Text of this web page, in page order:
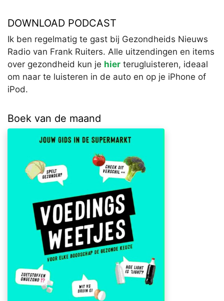
DOWNLOAD PODCAST
Ik ben regelmatig te gast bij Gezondheids Nieuws
Radio van Frank Ruiters. Alle uitzendingen en items
over gezondheid kun je hier terugluisteren, ideaal
om naar te luisteren in de auto en op je iPhone of
iPod.
Boek van de maand